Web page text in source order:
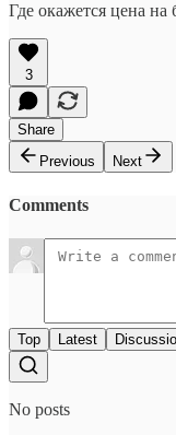
Где окажется цена на
3
Share
Previous
Next
Comments
Top Latest
No posts